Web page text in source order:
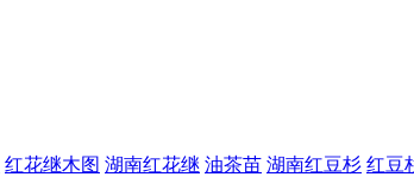
红花继木图 湖南红花继 油茶苗 湖南红豆杉 红豆